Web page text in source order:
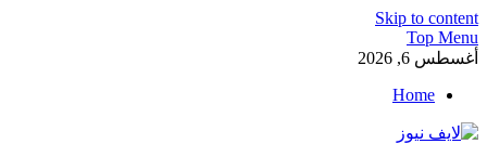
Skip to content
Top Menu
أغسطس 6, 2026
Home